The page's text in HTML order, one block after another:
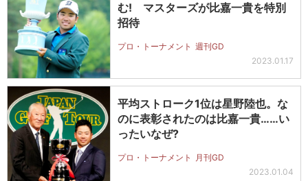
む! マスターズが比嘉一貴を特別
招待
プロ・トーナメント 週刊GD
2023.01.17
平均ストローク1位は星野陸也。な
のに表彰されたのは比嘉一貴……い
ったいなぜ?
プロ・トーナメント
月刊GD
2023.01.04